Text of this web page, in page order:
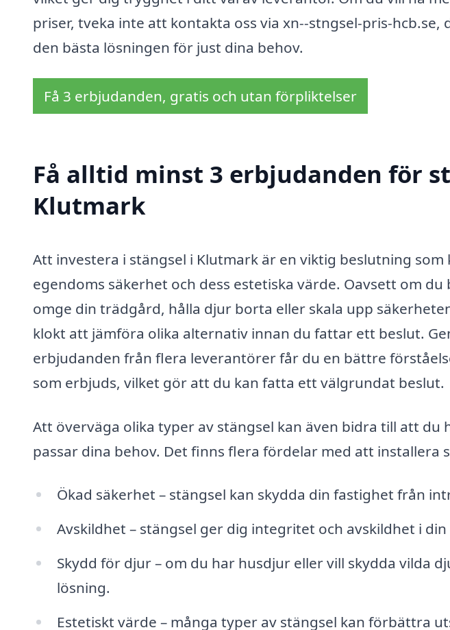
priser, tveka inte att kontakta oss via xn--stngsel-pris-hcb.se,
den bästa lösningen för just dina behov.
Få 3 erbjudanden, gratis och utan förpliktelser
Få alltid minst 3 erbjudanden för
Klutmark
Att investera i stängsel i Klutmark är en viktig beslutning som
egendoms säkerhet och dess estetiska värde. Oavsett om
omge din trädgård, hålla djur borta eller skala upp
klokt att jämföra olika alternativ innan du fattar ett beslut.
erbjudanden från flera leverantörer får du en bättre
som erbjuds, vilket gör att du kan fatta ett välgrundat beslut.
Att överväga olika typer av stängsel kan även bidra till att du
passar dina behov. Det finns flera fördelar med att installera
Ökad säkerhet – stängsel kan skydda din fastighet från
Avskildhet – stängsel ger dig integritet och avskildhet i
Skydd för djur – om du har husdjur eller vill skydda vilda
lösning.
Estetiskt värde – många typer av stängsel kan förbättra